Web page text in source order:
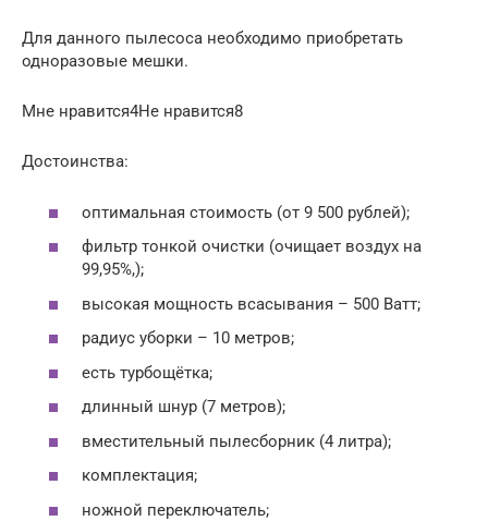
Для данного пылесоса необходимо приобретать
одноразовые мешки.
Мне нравится4Не нравится8
Достоинства:
оптимальная стоимость (от 9 500 рублей);
фильтр тонкой очистки (очищает воздух на
99,95%,);
высокая мощность всасывания – 500 Ватт;
радиус уборки – 10 метров;
есть турбощётка;
длинный шнур (7 метров);
вместительный пылесборник (4 литра);
комплектация;
ножной переключатель;